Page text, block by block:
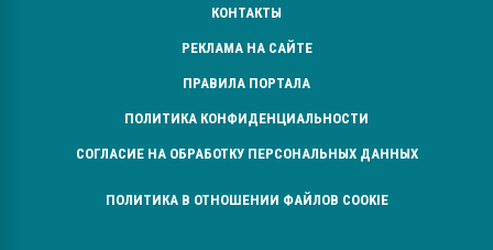
КОНТАКТЫ
РЕКЛАМА НА САЙТЕ
ПРАВИЛА ПОРТАЛА
ПОЛИТИКА КОНФИДЕНЦИАЛЬНОСТИ
СОГЛАСИЕ НА ОБРАБОТКУ ПЕРСОНАЛЬНЫХ ДАННЫХ
ПОЛИТИКА В ОТНОШЕНИИ ФАЙЛОВ COOKIE